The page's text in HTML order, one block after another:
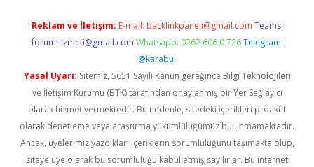
Reklam ve İletişim: E-mail: backlinkpaneli@gmail.com Teams:
forumhizmeti@gmail.com Whatsapp: 0262 606 0 726 Telegram:
@karabul
Yasal Uyarı: Sitemiz, 5651 Sayılı Kanun gereğince Bilgi Teknolojileri
ve İletişim Kurumu (BTK) tarafından onaylanmış bir Yer Sağlayıcı
olarak hizmet vermektedir. Bu nedenle, sitedeki içerikleri proaktif
olarak denetleme veya araştırma yükümlülüğümüz bulunmamaktadır.
Ancak, üyelerimiz yazdıkları içeriklerin sorumluluğunu taşımakta olup,
siteye üye olarak bu sorumluluğu kabul etmiş sayılırlar. Bu internet